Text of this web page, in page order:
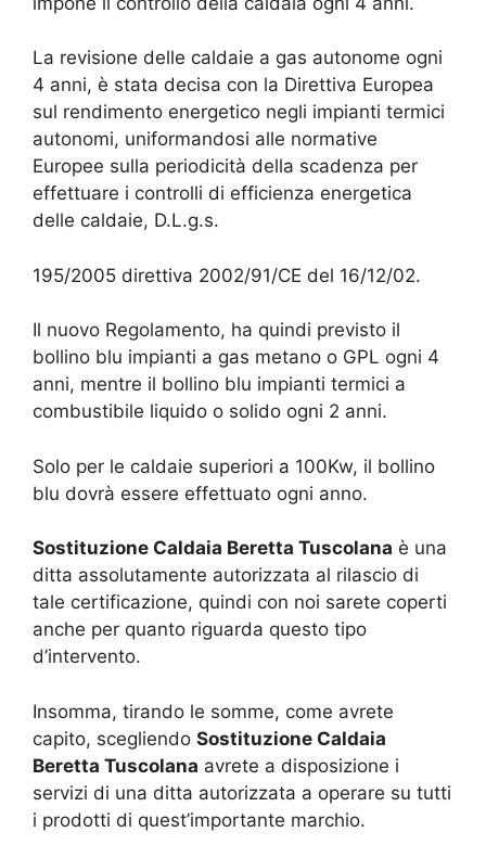
La revisione delle caldaie a gas autonome ogni
4 anni, è stata decisa con la Direttiva Europea
sul rendimento energetico negli impianti termici
autonomi, uniformandosi alle normative
Europee sulla periodicità della scadenza per
effettuare i controlli di efficienza energetica
delle caldaie, D.L.g.s.
195/2005 direttiva 2002/91/CE del 16/12/02.
Il nuovo Regolamento, ha quindi previsto il
bollino blu impianti a gas metano o GPL ogni 4
anni, mentre il bollino blu impianti termici a
combustibile liquido o solido ogni 2 anni.
Solo per le caldaie superiori a 100Kw, il bollino
blu dovrà essere effettuato ogni anno.
Sostituzione Caldaia Beretta Tuscolana è una
ditta assolutamente autorizzata al rilascio di
tale certificazione, quindi con noi sarete coperti
anche per quanto riguarda questo tipo
d’intervento.
Insomma, tirando le somme, come avrete
capito, scegliendo Sostituzione Caldaia
Beretta Tuscolana avrete a disposizione i
servizi di una ditta autorizzata a operare su tutti
i prodotti di quest’importante marchio.